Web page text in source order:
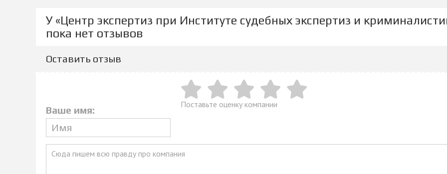
У «Центр экспертиз при Институте судебных экспертиз и
пока нет отзывов
Оставить отзыв
Ваше имя: Поставьте оценку компании